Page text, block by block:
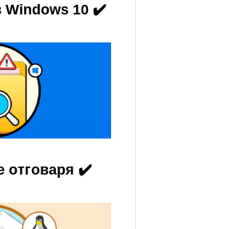
Windows 10 ✔️
отговаря ✔️